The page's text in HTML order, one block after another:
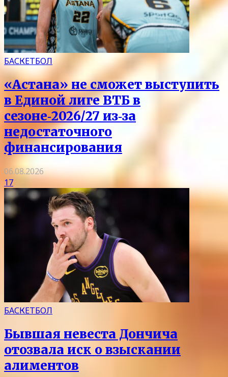
БАСКЕТБОЛ
«Астана» не сможет выступить
в Единой лиге ВТБ в
сезоне‑2026/27 из‑за
недостаточного
финансирования
06.08.2026
17
БАСКЕТБОЛ
Бывшая невеста Дончича
отозвала иск о взыскании
алиментов